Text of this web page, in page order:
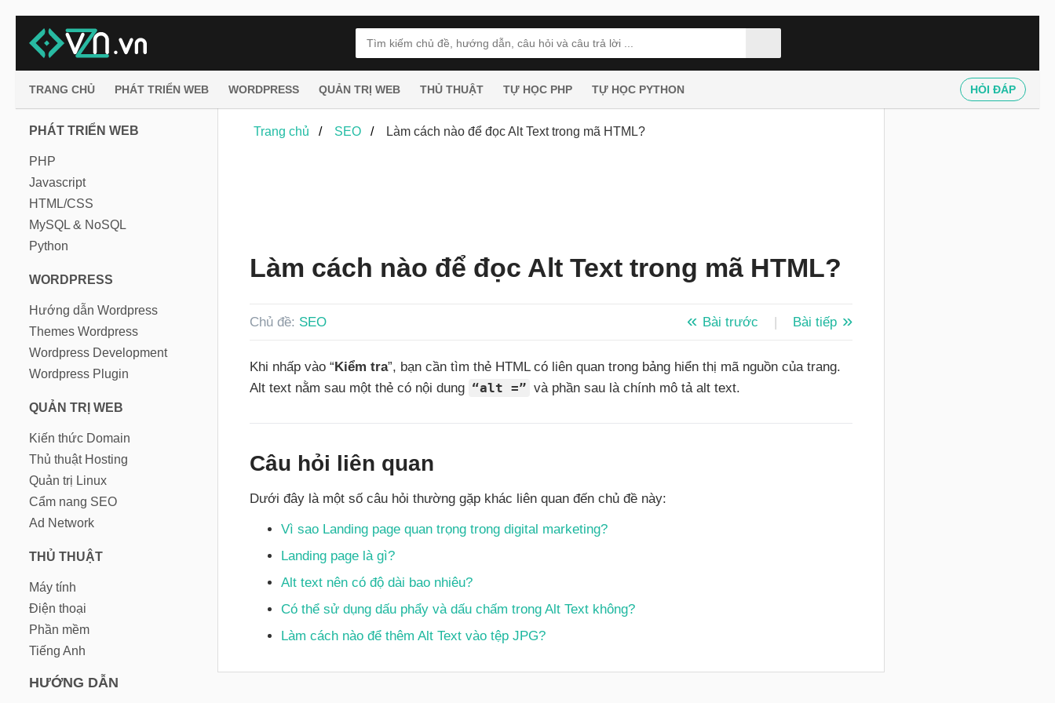
TRANG CHỦ PHÁT TRIỂN WEB WORDPRESS QUẢN TRỊ WEB THỦ THUẬT TỰ HỌC PHP TỰ HỌC PYTHON HỎI ĐÁP
PHÁT TRIỂN WEB
PHP
Javascript
HTML/CSS
MySQL & NoSQL
Python
WORDPRESS
Hướng dẫn Wordpress
Themes Wordpress
Wordpress Development
Wordpress Plugin
QUẢN TRỊ WEB
Kiến thức Domain
Thủ thuật Hosting
Quản trị Linux
Cẩm nang SEO
Ad Network
THỦ THUẬT
Máy tính
Điện thoại
Phần mềm
Tiếng Anh
HƯỚNG DẪN
Trang chủ SEO Làm cách nào để đọc Alt Text trong mã HTML?
Làm cách nào để đọc Alt Text trong mã HTML?
Chủ đề: SEO Bài trước | Bài tiếp
Khi nhấp vào “Kiểm tra”, bạn cần tìm thẻ HTML có liên quan trong bảng hiển thị mã nguồn của trang.
Alt text nằm sau một thẻ có nội dung “alt =” và phần sau là chính mô tả alt text.
Câu hỏi liên quan
Dưới đây là một số câu hỏi thường gặp khác liên quan đến chủ đề này:
Vì sao Landing page quan trọng trong digital marketing?
Landing page là gì?
Alt text nên có độ dài bao nhiêu?
Có thể sử dụng dấu phẩy và dấu chấm trong Alt Text không?
Làm cách nào để thêm Alt Text vào tệp JPG?